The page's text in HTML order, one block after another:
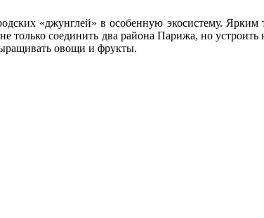
«джунглей» в особенную экосистему.
только соединить два района Парижа, но устроить
овощи и фрукты.